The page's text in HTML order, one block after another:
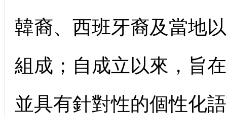
韓裔、西班牙裔及當地
組成；自成立以來，旨
並具有針對性的個性化